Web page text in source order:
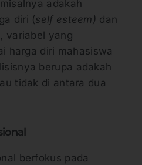
adakah
diri (self esteem) dan
variabel yang
harga diri mahasiswa
berupa adakah
tidak di antara dua
berfokus pada